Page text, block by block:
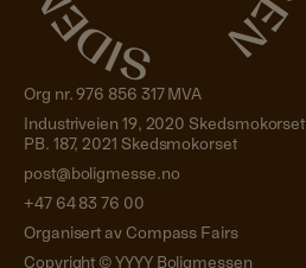
Org nr. 976 856 317 MVA
Industriveien 19, 2020 Skedsmokorset
PB. 187, 2021 Skedsmokorset
post@boligmesse.no
+47 64 83 76 00
Organisert av Compass Fairs
Copyright © YYYYBoligmessen